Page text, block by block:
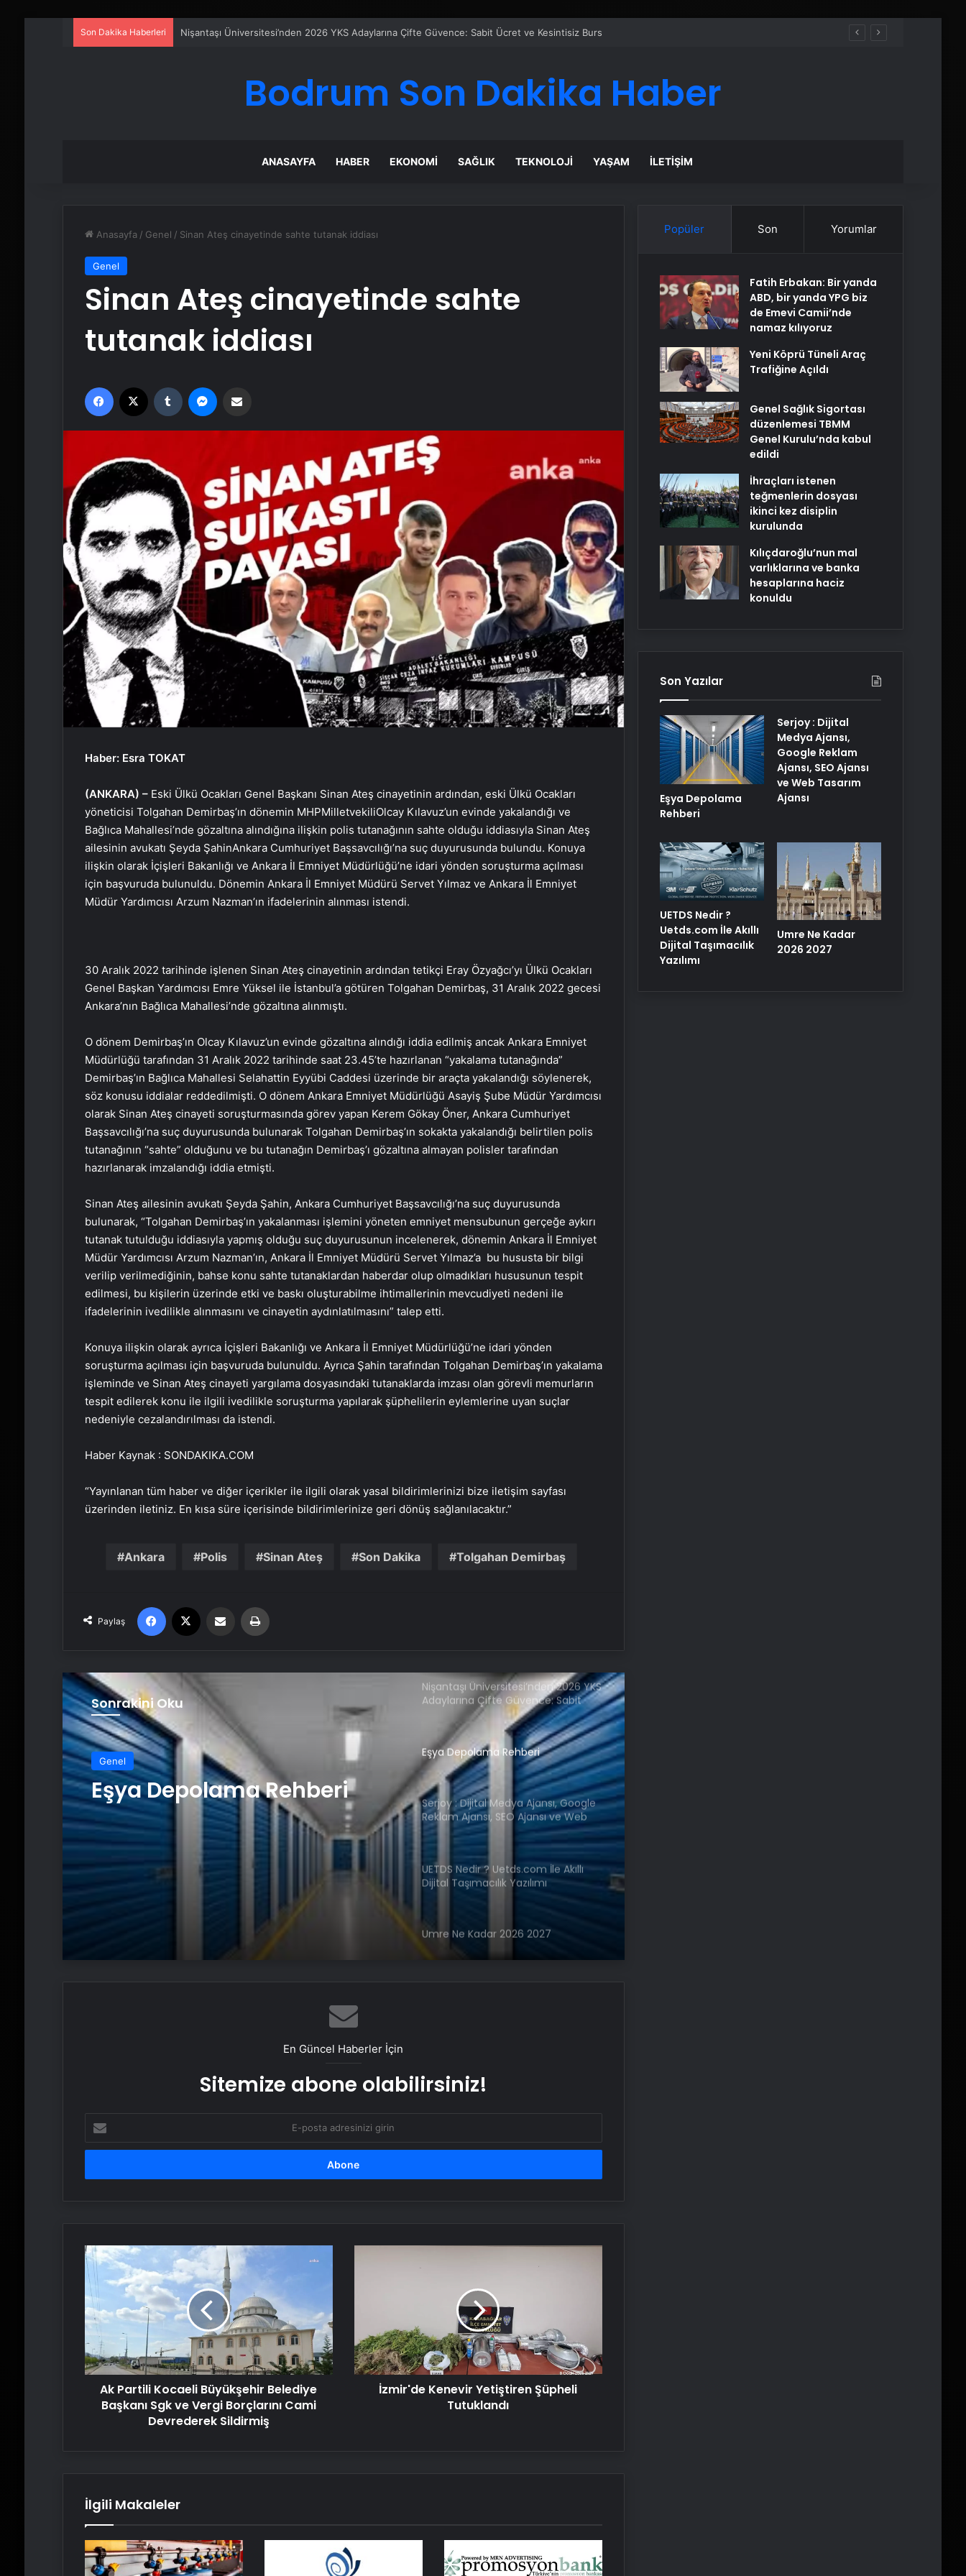
Son Dakika Haberleri Eşya Depolama Rehberi
Bodrum Son Dakika Haber
ANASAYFA HABER EKONOMI SAĞLIK TEKNOLOJI YAŞAM İLETIŞIM
Anasayfa / Genel / Sinan Ateş cinayetinde sahte tutanak iddiası
Genel
Sinan Ateş cinayetinde sahte
tutanak iddiası
Facebook Tumblr
Haber: Esra TOKAT
(ANKARA) –Eski Ülkü Ocakları Genel Başkanı Sinan Ateş cinayetinin ardından, eski Ülkü Ocakları
yöneticisi Tolgahan Demirbaş’ın dönemin MHPMilletvekiliOlcay Kılavuz’un evinde yakalandığı ve
Bağlıca Mahallesi’nde gözaltına alındığına ilişkin polis tutanağının sahte olduğu iddiasıyla Sinan Ateş
ailesinin avukatı Şeyda ŞahinAnkara Cumhuriyet Başsavcılığı’na suç duyurusunda bulundu. Konuya
ilişkin olarak İçişleri Bakanlığı ve Ankara İl Emniyet Müdürlüğü’ne idari yönden soruşturma açılması
için başvuruda bulunuldu. Dönemin Ankara İl Emniyet Müdürü Servet Yılmaz ve Ankara İl Emniyet
Müdür Yardımcısı Arzum Nazman’ın ifadelerinin alınması istendi.
30 Aralık 2022 tarihinde işlenen Sinan Ateş cinayetinin ardından tetikçi Eray Özyağcı’yı Ülkü Ocakları
Genel Başkan Yardımcısı Emre Yüksel ile İstanbul’a götüren Tolgahan Demirbaş, 31 Aralık 2022 gecesi
Ankara’nın Bağlıca Mahallesi’nde gözaltına alınmıştı.
O dönem Demirbaş’ın Olcay Kılavuz’un evinde gözaltına alındığı iddia edilmiş ancak Ankara Emniyet
Müdürlüğü tarafından 31 Aralık 2022 tarihinde saat 23.45’te hazırlanan “yakalama tutanağında”
Demirbaş’ın Bağlıca Mahallesi Selahattin Eyyübi Caddesi üzerinde bir araçta yakalandığı söylenerek,
söz konusu iddialar reddedilmişti. O dönem Ankara Emniyet Müdürlüğü Asayiş Şube Müdür Yardımcısı
olarak Sinan Ateş cinayeti soruşturmasında görev yapan Kerem Gökay Öner, Ankara Cumhuriyet
Başsavcılığı’na suç duyurusunda bulunarak Tolgahan Demirbaş’ın sokakta yakalandığı belirtilen polis
tutanağının “sahte” olduğunu ve bu tutanağın Demirbaş’ı gözaltına almayan polisler tarafından
hazırlanarak imzalandığı iddia etmişti.
Sinan Ateş ailesinin avukatı Şeyda Şahin, Ankara Cumhuriyet Başsavcılığı’na suç duyurusunda
bulunarak, “Tolgahan Demirbaş’ın yakalanması işlemini yöneten emniyet mensubunun gerçeğe aykırı
tutanak tutulduğu iddiasıyla yapmış olduğu suç duyurusunun incelenerek, dönemin Ankara İl Emniyet
Müdür Yardımcısı Arzum Nazman’ın, Ankara İl Emniyet Müdürü Servet Yılmaz’a bu hususta bir bilgi
verilip verilmediğinin, bahse konu sahte tutanaklardan haberdar olup olmadıkları hususunun tespit
edilmesi, bu kişilerin üzerinde etki ve baskı oluşturabilme ihtimallerinin mevcudiyeti nedeni ile
ifadelerinin ivedilikle alınmasını ve cinayetin aydınlatılmasını” talep etti.
Konuya ilişkin olarak ayrıca İçişleri Bakanlığı ve Ankara İl Emniyet Müdürlüğü’ne idari yönden
soruşturma açılması için başvuruda bulunuldu. Ayrıca Şahin tarafından Tolgahan Demirbaş’ın yakalama
işleminde ve Sinan Ateş cinayeti yargılama dosyasındaki tutanaklarda imzası olan görevli memurların
tespit edilerek konu ile ilgili ivedilikle soruşturma yapılarak şüphelilerin eylemlerine uyan suçlar
nedeniyle cezalandırılması da istendi.
Haber Kaynak : SONDAKIKA.COM
“Yayınlanan tüm haber ve diğer içerikler ile ilgili olarak yasal bildirimlerinizi bize iletişim sayfası
üzerinden iletiniz. En kısa süre içerisinde bildirimlerinize geri dönüş sağlanılacaktır.”
Ankara Polis Sinan Ateş Son Dakika Tolgahan Demirbaş
Paylaş
Facebook Email'den paylaş
Sonrakini Oku
Genel
Eşya Depolama Rehberi
Vira Assistance’tan Türkiye
Genelinde Güvenli Araç Taşıma ve
Yol Yardım Atağı
Ankara Yatak Yıkama Hizmetleriyle
Temiz ve Sağlıklı Ortamlar
Samsun’da Güvenilir Diş Merkezi:
Nişantaşı Üniversitesi’nden 2026 YKS
Adaylarına Çifte Güvence: Sabit
Ücret ve Kesintisiz Burs
Eşya Depolama Rehberi
Serjoy : Dijital Medya Ajansı, Google
Reklam Ajansı, SEO Ajansı ve Web
Tasarım Ajansı
UETDS Nedir ? Uetds.com İle Akıllı
Dijital Taşımacılık Yazılımı
Umre Ne Kadar 2026 2027
Kaliteli ve Profesyonel Hizmetler
Özel Dentalpark Kliniği
Nişantaşı Üniversitesi’nden 2026 YKS
Adaylarına Çifte Güvence: Sabit
Ücret ve Kesintisiz Burs
Eşya Depolama Rehberi
Serjoy : Dijital Medya Ajansı, Google
Umre Ne Kadar 2026 2027
En Güncel Haberler İçin
Sitemize abone olabilirsiniz!
posta
adresinizi
Ak
Partili
Kocaeli
Büyükşehir
Belediye
Başkanı
Sgk
ve
Vergi
Borçlarını
Cami
Ak Partili Kocaeli Büyükşehir Belediye
Başkanı Sgk ve Vergi Borçlarını Cami
Devrederek Sildirmiş
İzmir'de Kenevir Yetiştiren Şüpheli
Tutuklandı
İlgili Makaleler
Popüler Son Yorumlar
Fatih Erbakan: Bir yanda
ABD, bir yanda YPG biz
de Emevi Camii’nde
namaz kılıyoruz
Yeni Köprü Tüneli Araç
Trafiğine Açıldı
Genel Sağlık Sigortası
düzenlemesi TBMM
Genel Kurulu’nda kabul
edildi
İhraçları istenen
teğmenlerin dosyası
ikinci kez disiplin
kurulunda
Kılıçdaroğlu’nun mal
varlıklarına ve banka
hesaplarına haciz
konuldu
Son Yazılar
Eşya Depolama
Rehberi
Serjoy : Dijital
Medya Ajansı,
Google Reklam
Ajansı, SEO Ajansı
ve Web Tasarım
Ajansı
UETDS Nedir ?
Uetds.com İle Akıllı
Dijital Taşımacılık
Yazılımı
Umre Ne Kadar
2026 2027